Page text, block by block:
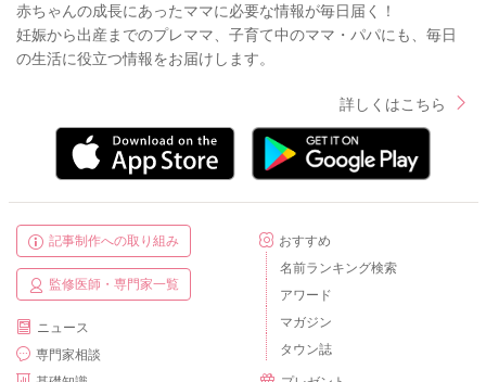
赤ちゃんの成長にあったママに必要な情報が毎日届く！
妊娠から出産までのプレママ、子育て中のママ・パパにも、毎日
の生活に役立つ情報をお届けします。
詳しくはこちら
記事制作への取り組み
監修医師・専門家一覧
ニュース
専門家相談
おすすめ
名前ランキング検索
アワード
マガジン
タウン誌